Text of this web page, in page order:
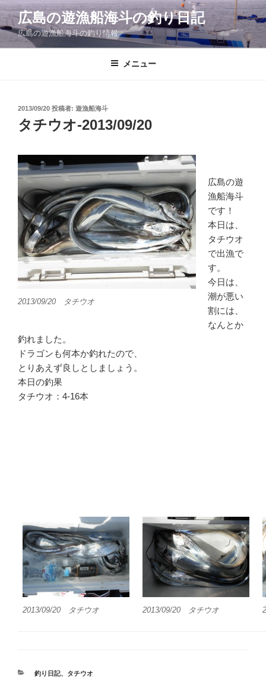
コ
ン
ン
広島の遊漁船海斗の釣り日記
広島の遊漁船海斗の釣り情報
メニュー
投
稿
日:
2013/09/20 投稿者: 遊漁船海斗
タチウオ-2013/09/20
2013/09/20 タチウオ
広島の遊
漁船海斗
です！
本日は、
タチウオ
で出漁で
す。
今日は、
潮が悪い
割には、
なんとか
釣れました。
ドラゴンも何本か釣れたので、
とりあえず良しとしましょう。
本日の釣果
タチウオ：4-16本
2013/09/20 タチウオ 2013/09/20 タチウオ
カ
釣り日記、 タチウオ